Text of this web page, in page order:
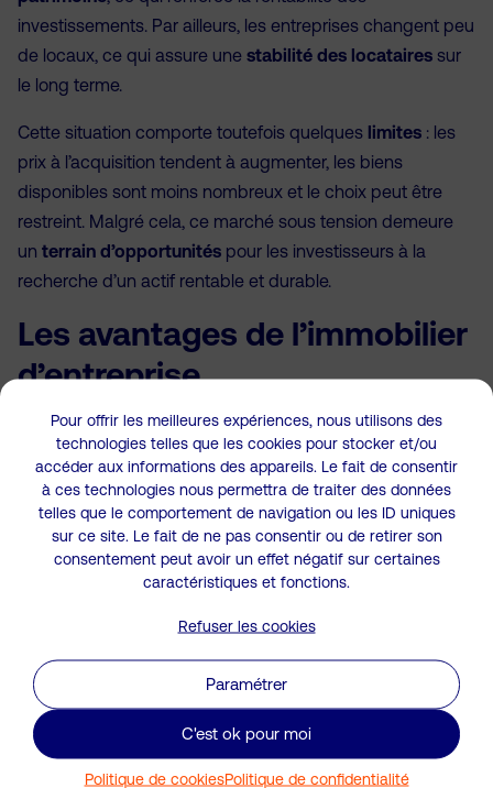
Pour offrir les meilleures expériences, nous utilisons des
technologies telles que les cookies pour stocker et/ou
accéder aux informations des appareils. Le fait de consentir
à ces technologies nous permettra de traiter des données
telles que le comportement de navigation ou les ID uniques
sur ce site. Le fait de ne pas consentir ou de retirer son
consentement peut avoir un effet négatif sur certaines
caractéristiques et fonctions.
C'est ok pour moi
Refuser les cookies
Paramétrer
Politique de cookiesPolitique de confidentialité
investissements. Par ailleurs, les entreprises changent peu
de locaux, ce qui assure une stabilité des locataires sur
le long terme.
Cette situation comporte toutefois quelques limites : les
prix à l’acquisition tendent à augmenter, les biens
disponibles sont moins nombreux et le choix peut être
restreint. Malgré cela, ce marché sous tension demeure
un terrain d’opportunités pour les investisseurs à la
recherche d’un actif rentable et durable.
Les avantages de l’immobilier
d’entreprise
Investir dans l’immobilier d’entrepriseconstitue une
excellente alternative à l’immobilier résidentiel, notamment
pour les investisseurs à la recherche derendements plus
élevéset d’une plus grande stabilité. Chez Edifiz, les
performances observées sont significatives : un
investissement professionnel peut atteindre
écart s’explique par une demande constante de la part
des entreprises et par des loyers généralement plus
rémunérateurs.
L’immobilier d’entreprise présente également un
fiscal avantageux. Contrairement au résidentiel, une